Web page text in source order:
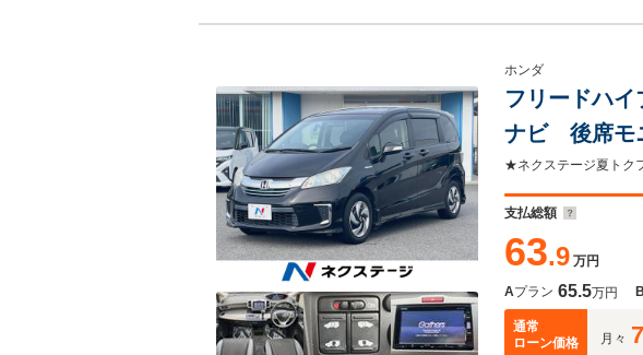
ホンダ
フリードハ
ナビ 後席
ビルトイン
フルセグ
支払総額
63.9 万円
Aプラン 65.5万円 B
通常
ローン価格
月々